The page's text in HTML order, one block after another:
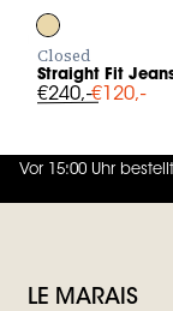
in to add
Closed
Straight Fit
€240,-€120,-
Vor 15:00 Uhr
4.7 von
LE MARAIS